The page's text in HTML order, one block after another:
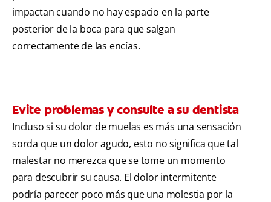
impactan cuando no hay espacio en la parte
posterior de la boca para que salgan
correctamente de las encías.
Evite problemas y consulte a su dentista
Incluso si su dolor de muelas es más una sensación
sorda que un dolor agudo, esto no significa que tal
malestar no merezca que se tome un momento
para descubrir su causa. El dolor intermitente
podría parecer poco más que una molestia por la